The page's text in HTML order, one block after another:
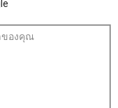
ของคุณ